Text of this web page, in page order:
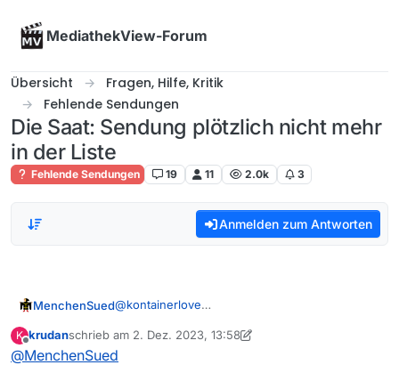
MediathekView-Forum
Übersicht
Fragen, Hilfe, Kritik
Fehlende Sendungen
Die Saat: Sendung plötzlich nicht mehr
in der Liste
Fehlende Sendungen 19 11 2.0k 3
Anmelden zum Antworten
MenchenSued@kontainerlove
die Liste von gestern lädst.
Die URL ist
https://archiv.mediathekview.de/2023/
K
Offline
krudanschrieb am 2. Dez. 2023, 13:58
zuletzt editiert von krudan12. Feb. 2023, 15:01
@MenchenSued